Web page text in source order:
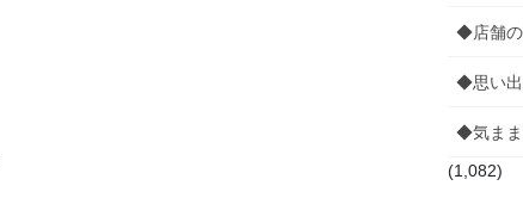
◆店舗の
◆思い出
◆気ま
(1,082)